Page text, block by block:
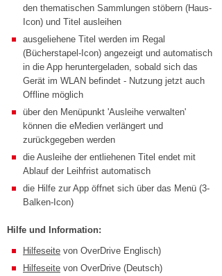
den thematischen Sammlungen stöbern (Haus-
Icon) und Titel ausleihen
ausgeliehene Titel werden im Regal
(Bücherstapel-Icon) angezeigt und automatisch
in die App heruntergeladen, sobald sich das
Gerät im WLAN befindet - Nutzung jetzt auch
Offline möglich
über den Menüpunkt 'Ausleihe verwalten'
können die eMedien verlängert und
zurückgegeben werden
die Ausleihe der entliehenen Titel endet mit
Ablauf der Leihfrist automatisch
die Hilfe zur App öffnet sich über das Menü (3-
Balken-Icon)
Hilfe und Information:
Hilfeseite von OverDrive Englisch)
Hilfeseite von OverDrive (Deutsch)